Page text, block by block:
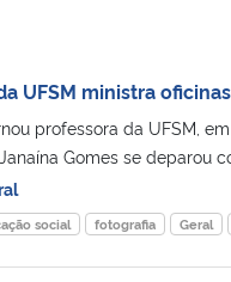
UFSM ministra
professora da UFSM,
Gomes se deparou
social fotografia Geral